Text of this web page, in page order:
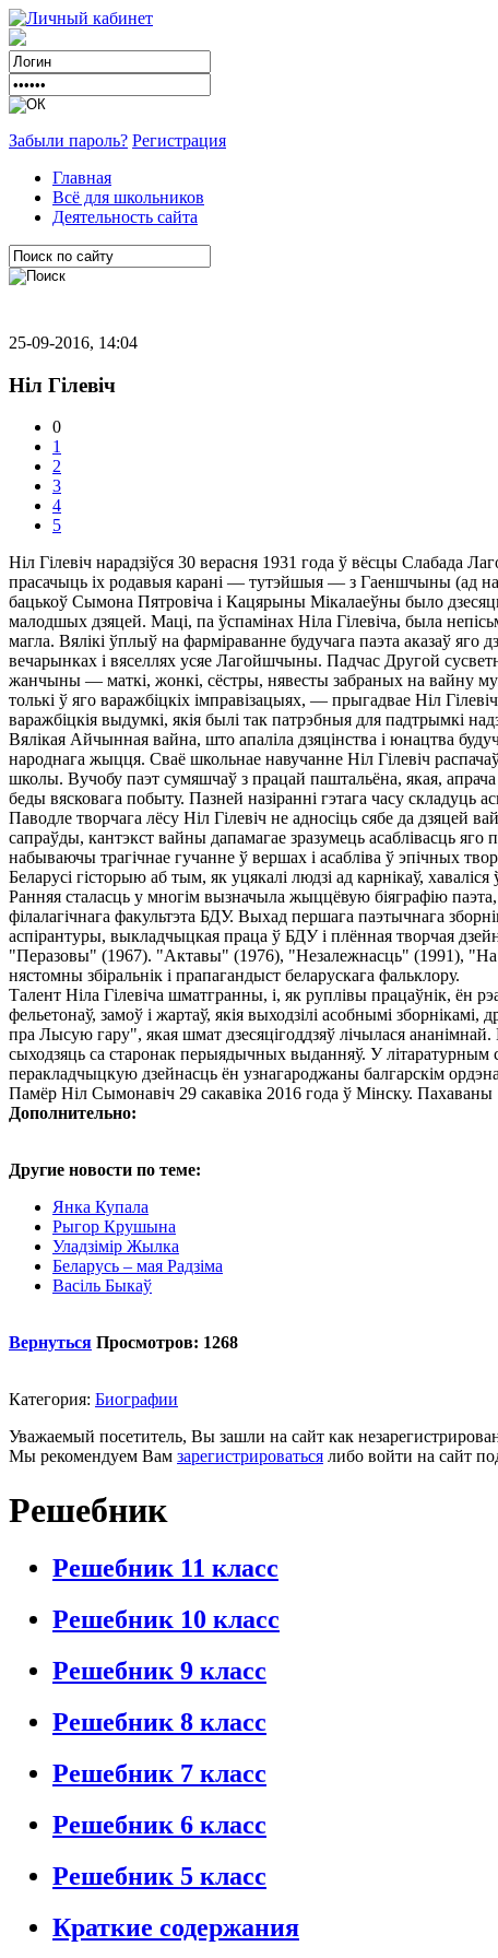
Забыли пароль? Регистрация
Главная
Всё для школьников
Деятельность сайта
25-09-2016, 14:04
Ніл Гілевіч
0
1
2
3
4
5
Ніл Гілевіч нарадзіўся 30 верасня 1931 года ў вёсцы Слабада
прасачыць іх родавыя карані — тутэйшыя — з Гаеншчыны (ад
бацькоў Сымона Пятровіча і Кацярыны Мікалаеўны было
малодшых дзяцей. Маці, па ўспамінах Ніла Гілевіча, была
магла. Вялікі ўплыў на фарміраванне будучага паэта аказаў
вечарынках і вяселлях усяе Лагойшчыны. Падчас Другой
жанчыны — маткі, жонкі, сёстры, нявесты забраных на вайну
толькі ў яго варажбіцкіх імправізацыях, — прыгадвае Ніл
варажбіцкія выдумкі, якія былі так патрэбныя для падтрымкі
Вялікая Айчынная вайна, што апаліла дзяцінства і юнацтва
народнага жыцця. Сваё школьнае навучанне Ніл Гілевіч
школы. Вучобу паэт сумяшчаў з працай паштальёна, якая,
беды вясковага побыту. Пазней назіранні гэтага часу складуць
Паводле творчага лёсу Ніл Гілевіч не адносіць сябе да
сапраўды, кантэкст вайны дапамагае зразумець асаблівасць
набываючы трагічнае гучанне ў вершах і асабліва ў эпічных
Беларусі гісторыю аб тым, як уцякалі людзі ад карнікаў,
Ранняя сталасць у многім вызначыла жыццёвую біяграфію
філалагічнага факультэта БДУ. Выхад першага паэтычнага
аспірантуры, выкладчыцкая праца ў БДУ і плённая творчая
"Перазовы" (1967). "Актавы" (1976), "Незалежнасць" (1991), "На
нястомны збіральнік і прапагандыст беларускага фальклору.
Талент Ніла Гілевіча шматгранны, і, як руплівы працаўнік, ён
фельетонаў, замоў і жартаў, якія выходзілі асобнымі
пра Лысую гару", якая шмат дзесяцігоддзяў лічылася
сыходзяць са старонак перыядычных выданняў. У літаратурным
перакладчыцкую дзейнасць ён узнагароджаны балгарскім
Памёр Ніл Сымонавіч 29 сакавіка 2016 года ў Мінску. Пахаваны
Дополнительно:
Другие новости по теме:
Янка Купала
Рыгор Крушына
Уладзімір Жылка
Беларусь – мая Радзiма
Васіль Быкаў
Вернуться Просмотров: 1268
Категория: Биографии
Уважаемый посетитель, Вы зашли на сайт как
Мы рекомендуем Вам зарегистрироваться либо войти на сайт
Решебник
Решебник 11 класс
Решебник 10 класс
Решебник 9 класс
Решебник 8 класс
Решебник 7 класс
Решебник 6 класс
Решебник 5 класс
Краткие содержания